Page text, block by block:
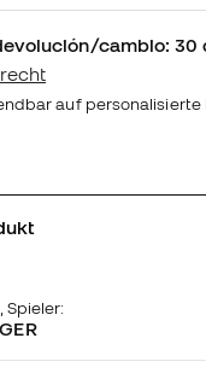
cambio: 30
auf personalisierte
Spieler: